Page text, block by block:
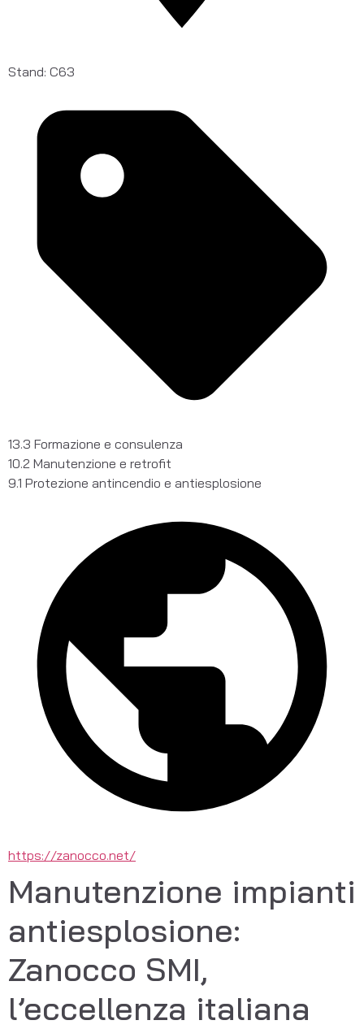
Stand: C63
13.3 Formazione e consulenza
10.2 Manutenzione e retrofit
9.1 Protezione antincendio e antiesplosione
https://zanocco.net/
Manutenzione impianti
antiesplosione:
Zanocco SMI,
l’eccellenza italiana